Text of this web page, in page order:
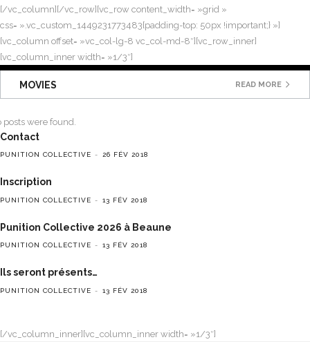
[/vc_column][/vc_row][vc_row content_width= »grid »
css= ».vc_custom_1449231773483{padding-top: 50px !important;} »]
[vc_column offset= »vc_col-lg-8 vc_col-md-8″][vc_row_inner]
[vc_column_inner width= »1/3″]
MOVIES READ MORE
posts were found.
Contact
PUNITION COLLECTIVE 26 FÉV 2018
Inscription
PUNITION COLLECTIVE 13 FÉV 2018
Punition Collective 2026 à Beaune
PUNITION COLLECTIVE 13 FÉV 2018
Ils seront présents…
PUNITION COLLECTIVE 13 FÉV 2018
[/vc_column_inner][vc_column_inner width= »1/3″]